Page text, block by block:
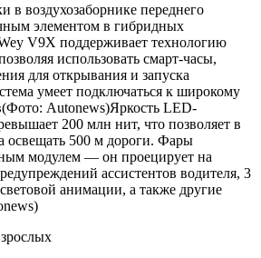
в воздухозаборнике переднего
элементом в гибридных
V9X поддерживает технологию
использовать смарт-часы,
для открывания и запуска
умеет подключаться к широкому
Autonews)Яркость LED-
200 млн нит, что позволяет в
освещать 500 м дороги. Фары
модулем — он проецирует на
ассистентов водителя, 3
анимации, а также другие